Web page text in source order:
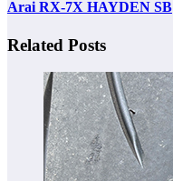
Arai RX-7X HAYDEN SB
Related Posts